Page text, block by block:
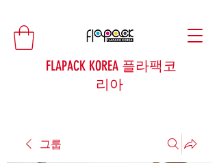
FLAPACK KOREA 플라팩코
리아
그룹